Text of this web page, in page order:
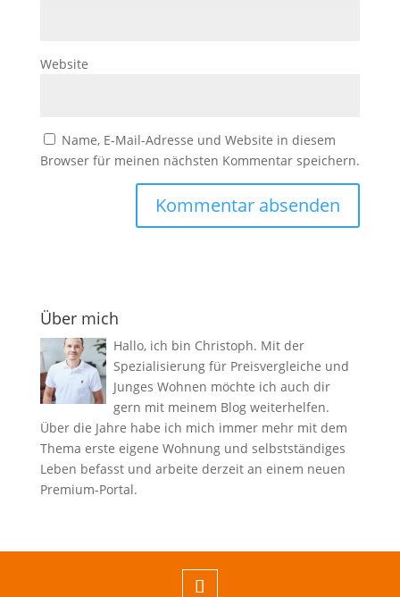
Website
Name, E-Mail-Adresse und Website in diesem
Browser für meinen nächsten Kommentar speichern.
Über mich
Hallo, ich bin Christoph. Mit der
Spezialisierung für Preisvergleiche und
Junges Wohnen möchte ich auch dir
gern mit meinem Blog weiterhelfen.
Über die Jahre habe ich mich immer mehr mit dem
Thema erste eigene Wohnung und selbstständiges
Leben befasst und arbeite derzeit an einem neuen
Premium-Portal.